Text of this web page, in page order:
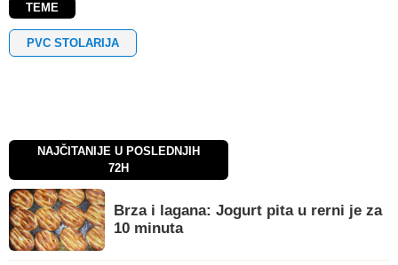
TEME
PVC STOLARIJA
NAJČITANIJE U POSLEDNJIH
72H
Brza i lagana: Jogurt pita u rerni je za
10 minuta